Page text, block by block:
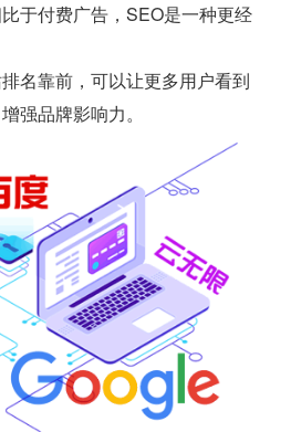
于付费广告，SEO是一种更经
名靠前，可以让更多用户看到
强品牌影响力。